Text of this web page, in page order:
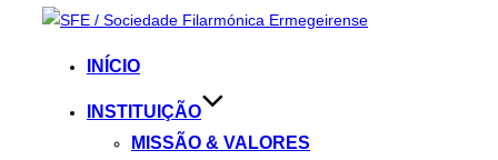
INÍCIO
INSTITUIÇÃO
MISSÃO & VALORES